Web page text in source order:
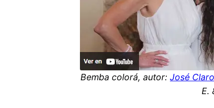
Bemba colorá, autor:José
E.